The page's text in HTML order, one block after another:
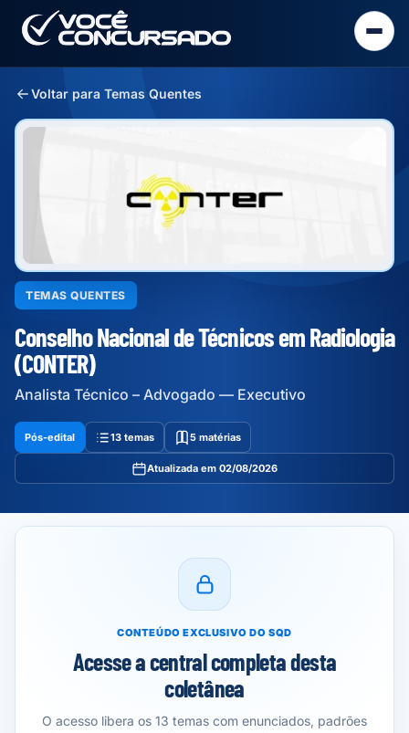
Voltar para Temas Quentes
TEMAS QUENTES
Conselho Nacional de Técnicos em Radiologia
(CONTER)
Analista Técnico – Advogado — Executivo
Pós-edital 13 temas 5 matérias
Atualizada em 02/08/2026
CONTEÚDO EXCLUSIVO DO SQD
Acesse a central completa desta
coletânea
O acesso libera os 13 temas com enunciados, padrões